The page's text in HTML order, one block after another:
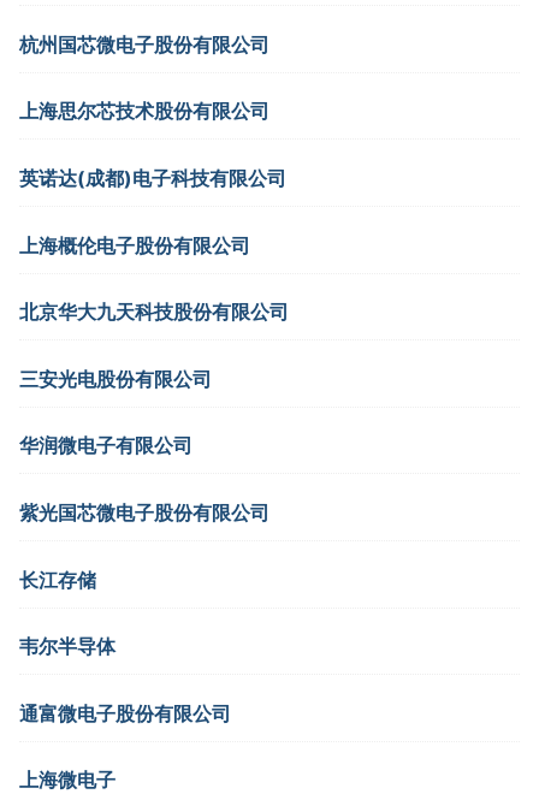
杭州国芯微电子股份有限公司
上海思尔芯技术股份有限公司
英诺达(成都)电子科技有限公司
上海概伦电子股份有限公司
北京华大九天科技股份有限公司
三安光电股份有限公司
华润微电子有限公司
紫光国芯微电子股份有限公司
长江存储
韦尔半导体
通富微电子股份有限公司
上海微电子